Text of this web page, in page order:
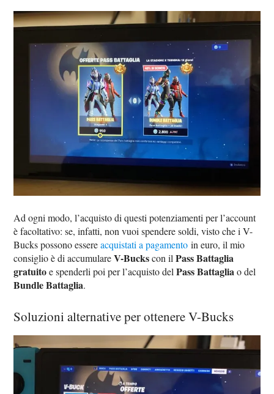
Ad ogni modo, l’acquisto di questi potenziamenti per l’account
è facoltativo: se, infatti, non vuoi spendere soldi, visto che i V-
Bucks possono essereacquistati a pagamentoin euro, il mio
consiglio è di accumulareV-Buckscon ilPass Battaglia
gratuitoe spenderli poi per l’acquisto delPass Battagliao del
Bundle Battaglia.
Soluzioni alternative per ottenere V-Bucks